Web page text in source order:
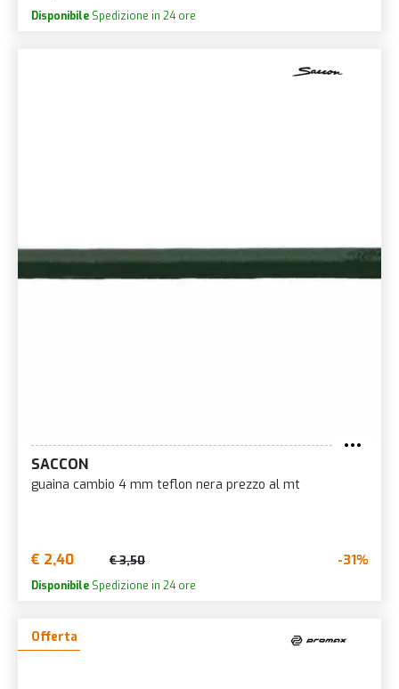
Disponibile Spedizione in 24 ore
SACCON
guaina cambio 4 mm teflon nera prezzo al mt
€ 2,40 € 3,50 -31%
Disponibile Spedizione in 24 ore
Offerta